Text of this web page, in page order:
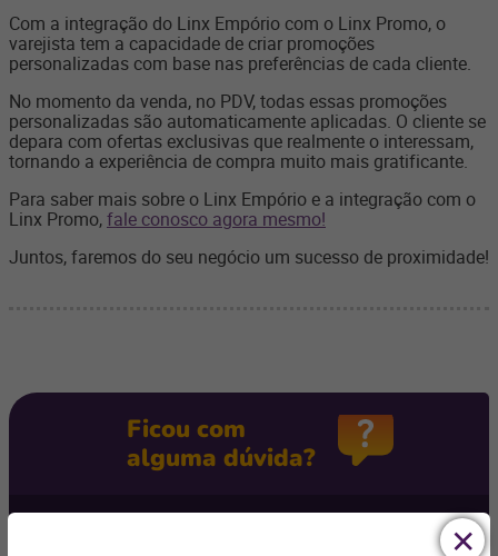
Com a integração do Linx Empório com o Linx Promo, o
varejista tem a capacidade de criar promoções
personalizadas com base nas preferências de cada cliente.
No momento da venda, no PDV, todas essas promoções
personalizadas são automaticamente aplicadas. O cliente se
depara com ofertas exclusivas que realmente o interessam,
tornando a experiência de compra muito mais gratificante.
Para saber mais sobre o Linx Empório e a integração com o
Linx Promo,fale conosco agora mesmo!
Juntos, faremos do seu negócio um sucesso de proximidade!
Ficou com
alguma dúvida?
Podemos te ajudar com os desafios do seu negócio e